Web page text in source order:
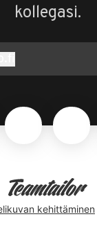
kollegasi.
kehittäminen